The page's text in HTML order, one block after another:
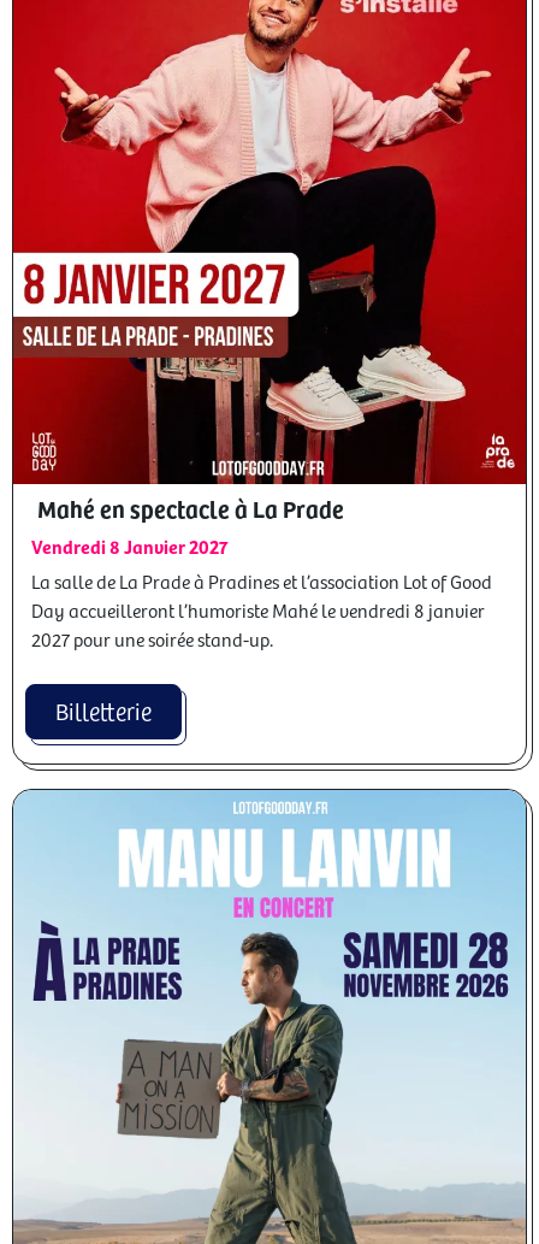
Mahé en spectacle à La Prade
Vendredi 8 Janvier 2027
La salle de La Prade à Pradines et l’association Lot of Good
Day accueilleront l’humoriste Mahé le vendredi 8 janvier
2027 pour une soirée stand-up.
Billetterie